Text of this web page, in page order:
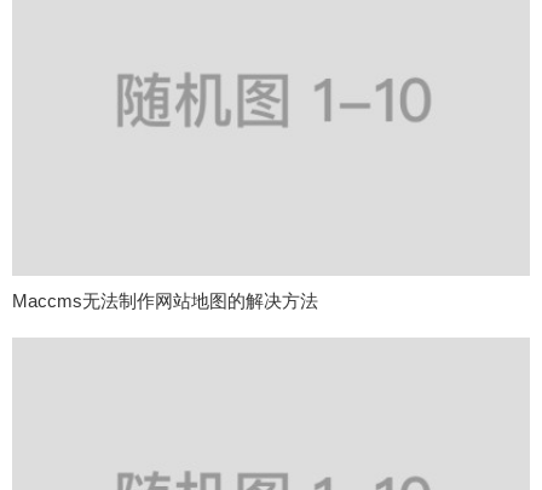
Maccms无法制作网站地图的解决方法